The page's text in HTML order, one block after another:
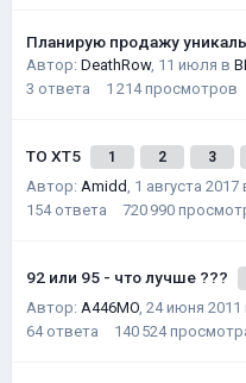
Планирую продажу
Автор: DeathRow, 11 июля в
3 ответа 1 214 просмотров
ТО XT5 1 2 3
Автор: Amidd, 1 августа 2017
154 ответа 720 990
92 или 95 - что лучше ???
Автор: A446MO, 24 июня 2011
64 ответа 140 524